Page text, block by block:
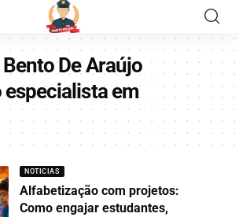
De Araújo
em
NOTICIAS
Alfabetização com projetos:
Como engajar estudantes,